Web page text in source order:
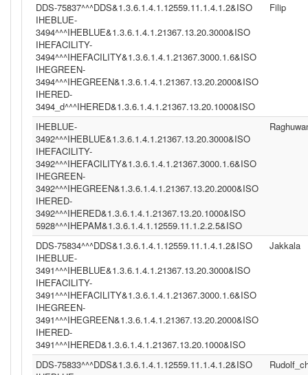
DDS-75837^^^DDS&1.3.6.1.4.1.12559.11.1.4.1.2&ISO
IHEBLUE-
3494^^^IHEBLUE&1.3.6.1.4.1.21367.13.20.3000&ISO
IHEFACILITY-
3494^^^IHEFACILITY&1.3.6.1.4.1.21367.3000.1.6&ISO
IHEGREEN-
3494^^^IHEGREEN&1.3.6.1.4.1.21367.13.20.2000&ISO
IHERED-
3494_d^^^IHERED&1.3.6.1.4.1.21367.13.20.1000&ISO
Filip
IHEBLUE-
3492^^^IHEBLUE&1.3.6.1.4.1.21367.13.20.3000&ISO
IHEFACILITY-
3492^^^IHEFACILITY&1.3.6.1.4.1.21367.3000.1.6&ISO
IHEGREEN-
3492^^^IHEGREEN&1.3.6.1.4.1.21367.13.20.2000&ISO
IHERED-
3492^^^IHERED&1.3.6.1.4.1.21367.13.20.1000&ISO
5928^^^IHEPAM&1.3.6.1.4.1.12559.11.1.2.2.5&ISO
DDS-75834^^^DDS&1.3.6.1.4.1.12559.11.1.4.1.2&ISO
IHEBLUE-
3491^^^IHEBLUE&1.3.6.1.4.1.21367.13.20.3000&ISO
IHEFACILITY-
3491^^^IHEFACILITY&1.3.6.1.4.1.21367.3000.1.6&ISO
IHEGREEN-
3491^^^IHEGREEN&1.3.6.1.4.1.21367.13.20.2000&ISO
IHERED-
3491^^^IHERED&1.3.6.1.4.1.21367.13.20.1000&ISO
Jakkala
DDS-75833^^^DDS&1.3.6.1.4.1.12559.11.1.4.1.2&ISO